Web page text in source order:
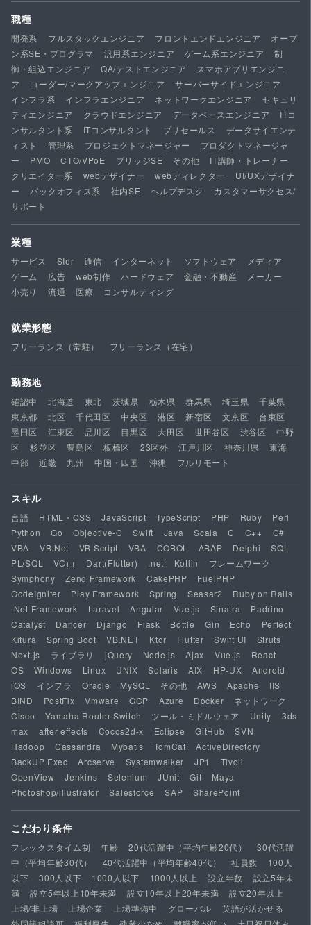
職種
開発系 フルスタックエンジニア フロントエンドエンジニア
オープ
ン系SE・プログラマ
汎用系エンジニア ゲーム系エンジニア
制
御・組込エンジニア
QA/テストエンジニア
スマホアプリエンジニ
ア
コーダー/マークアップエンジニア
サーバーサイドエンジニア
インフラ系
インフラエンジニア ネットワークエンジニア
セキュリ
ティエンジニア
クラウドエンジニア データベースエンジニア
ITコ
ンサルタント系
ITコンサルタント プリセールス
データサイエンテ
ィスト
管理系 プロジェクトマネージャー
プロダクトマネージャ
ー
PMO CTO/VPoE ブリッジSE その他
IT講師・トレーナー
クリエイター系
webデザイナー webディレクター
UI/UXデザイナ
ー
バックオフィス系 社内SE ヘルプデスク
カスタマーサクセス/
サポート
業種
サービス SIer 通信 インターネット ソフトウェア
メディア
ゲーム
広告 web制作 ハードウェア 金融・不動産
メーカー
小売り
流通 医療 コンサルティング
就業形態
フリーランス（常駐） フリーランス（在宅）
勤務地
確認中 北海道 東北 茨城県 栃木県 群馬県 埼玉県
千葉県
東京都
北区 千代田区 中央区 港区 新宿区 文京区
台東区
墨田区
江東区 品川区 目黒区 大田区 世田谷区 渋谷区
中野
区
杉並区 豊島区 板橋区 23区外 江戸川区 神奈川県
東海
中部
近畿 九州 中国・四国 沖縄 フルリモート
スキル
言語 HTML・CSS JavaScript TypeScript PHP Ruby
Perl
Python
Go Objective-C Swift Java Scala C C++
C#
VBA
VB.Net VB Script VBA COBOL ABAP Delphi
SQL
PL/SQL
VC++ Dart(Flutter) .net Kotlin
フレームワーク
Symphony
Zend Framework CakePHP
FuelPHP
CodeIgniter
Play Framework Spring Seasar2
Ruby on Rails
.Net Framework
Laravel Angular Vue.js Sinatra
Padrino
Catalyst
Dancer Django Flask Bottle Gin Echo
Perfect
Kitura
Spring Boot VB.NET Ktor Flutter Swift UI
Struts
Next.js
ライブラリ jQuery Node.js Ajax Vue.js
React
OS
Windows Linux UNIX Solaris AIX HP-UX
Android
iOS
インフラ Oracle MySQL その他 AWS Apache
IIS
BIND
PostFix Vmware GCP Azure Docker
ネットワーク
Cisco
Yamaha Router Switch ツール・ミドルウェア Unity
3ds
max
after effects Cocos2d-x Eclipse GitHub
SVN
Hadoop
Cassandra Mybatis TomCat
ActiveDirectory
BackUP Exec
Arcserve Systemwalker JP1
Tivoli
OpenView
Jenkins Selenium JUnit Git
Maya
Photoshop/illustrator
Salesforce SAP SharePoint
こだわり条件
フレックスタイム制 年齢 20代活躍中（平均年齢20代）
30代活躍
中（平均年齢30代）
40代活躍中（平均年齢40代） 社員数
100人
以下
300人以下 1000人以下 1000人以上 設立年数
設立5年未
満
設立5年以上10年未満 設立10年以上20年未満
設立20年以上
上場/非上場
上場企業 上場準備中 グローバル
英語が活かせる